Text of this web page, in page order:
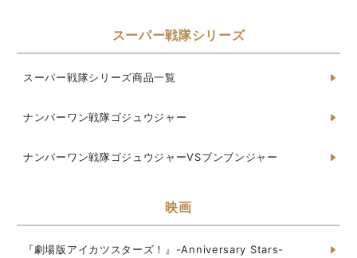
スーパー戦隊シリーズ
スーパー戦隊シリーズ商品一覧
ナンバーワン戦隊ゴジュウジャー
ナンバーワン戦隊ゴジュウジャーVSブンブンジャー
映画
『劇場版アイカツスターズ！』-Anniversary Stars-